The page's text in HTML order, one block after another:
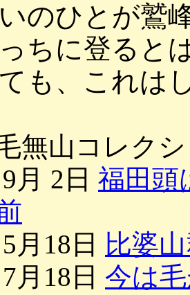
のひとが鷲
ちに登ると
も、これは
無山コレクシ
月 2日 福田頭
月18日 比婆
月18日 今は